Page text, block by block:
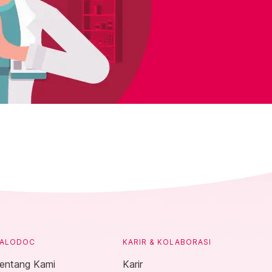
Kami
KARIR & KOLABORASI
Karir